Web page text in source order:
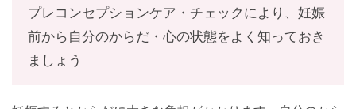
プレコンセプションケア・チェックにより、妊娠
前から自分のからだ・心の状態をよく知っておき
ましょう